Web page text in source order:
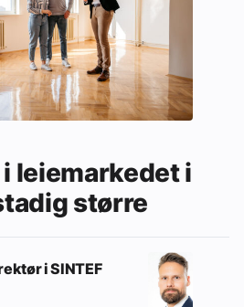
leiemarkedet i
større
i SINTEF